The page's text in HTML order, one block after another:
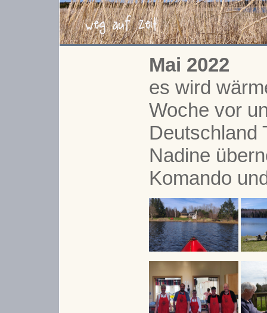
Mai 2022
es wird
Woche vor
Deutschland
Nadine
Komando